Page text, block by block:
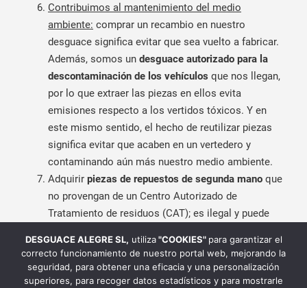
Contribuimos al mantenimiento del medio
ambiente: comprar un recambio en nuestro
desguace significa evitar que sea vuelto a fabricar.
Además, somos un desguace autorizado para la
descontaminación de los vehículos que nos llegan,
por lo que extraer las piezas en ellos evita
emisiones respecto a los vertidos tóxicos. Y en
este mismo sentido, el hecho de reutilizar piezas
significa evitar que acaben en un vertedero y
contaminando aún más nuestro medio ambiente.
Adquirir piezas de repuestos de segunda mano que
no provengan de un Centro Autorizado de
Tratamiento de residuos (CAT); es ilegal y puede
CAT
Piezas de recambio de coches
DESGUACE ALEGRE SL, utiliza"COOKIES" para garantizar el
correcto funcionamiento de nuestro portal web, mejorando la
seguridad, para obtener una eficacia y una personalización
superiores, para recoger datos estadísticos y para mostrarle